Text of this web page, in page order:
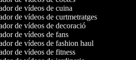
de vídeos de cuina
de vídeos de curtmetratges
de vídeos de decoració
de vídeos de fans
de vídeos de fashion haul
de vídeos de fitness